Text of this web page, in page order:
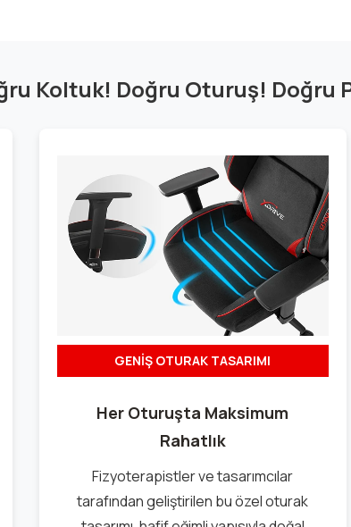
Koltuk! Doğru Oturuş! Doğru
GENİŞ OTURAK TASARIMI
Her Oturuşta Maksimum
Rahatlık
Fizyoterapistler ve tasarımcılar
tarafından geliştirilen bu özel oturak